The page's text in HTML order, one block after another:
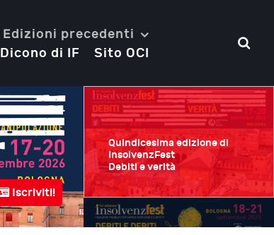
Edizioni precedenti
Dicono di IF
Sito OCI
Iscriviti!
Quattordicesima
Debiti e debiti
Bologna 18-21 Settembre 2025
Quindicesima edizione di
InsolvenzFest
Debiti e verità